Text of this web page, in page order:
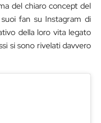
del chiaro concept del
fan su Instagram di
della loro vita legato
si sono rivelati davvero